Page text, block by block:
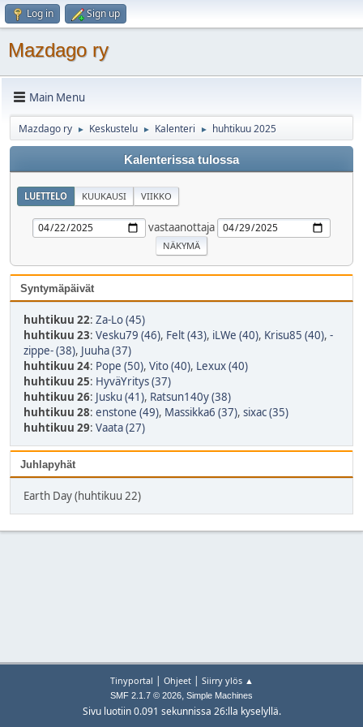
Log in Sign up
Mazdago ry
Main Menu
Mazdago ry ► Keskustelu ► Kalenteri ► huhtikuu 2025
Kalenterissa tulossa
LUETTELO KUUKAUSI VIIKKO
vastaanottaja
Syntymäpäivät
huhtikuu 22: Za-Lo (45)
huhtikuu 23: Vesku79 (46), Felt (43), iLWe (40), Krisu85 (40), -
zippe- (38), Juuha (37)
huhtikuu 24: Pope (50), Vito (40), Lexux (40)
huhtikuu 25: HyväYritys (37)
huhtikuu 26: Jusku (41), Ratsun140y (38)
huhtikuu 28: enstone (49), Massikka6 (37), sixac (35)
huhtikuu 29: Vaata (27)
Juhlapyhät
Earth Day (huhtikuu 22)
Tinyportal | Ohjeet| Siirry ylös ▲
SMF 2.1.7 © 2026, Simple Machines
Sivu luotiin 0.091 sekunnissa 26:lla kyselyllä.